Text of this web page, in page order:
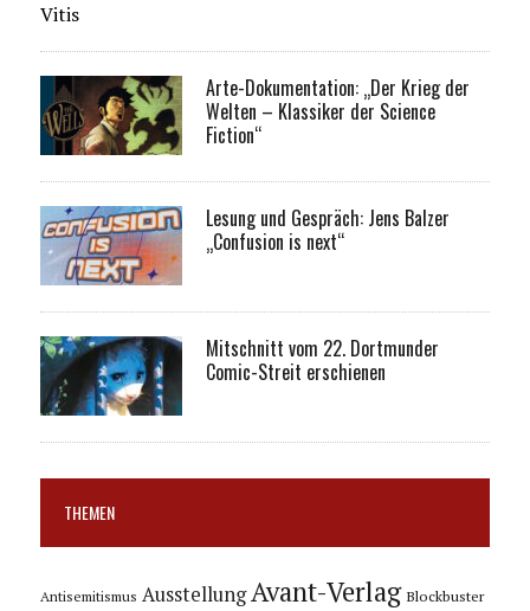
Vitis
Arte-Dokumentation: „Der Krieg der
Welten – Klassiker der Science
Fiction“
Lesung und Gespräch: Jens Balzer
„Confusion is next“
Mitschnitt vom 22. Dortmunder
Comic-Streit erschienen
THEMEN
Antisemitismus Ausstellung Avant-Verlag Blockbuster